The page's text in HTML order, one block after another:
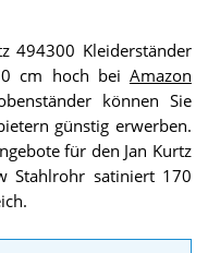
494300 Kleiderständer
cm hoch bei Amazon
können Sie
günstig erwerben.
für den Jan Kurtz
Stahlrohr satiniert 170